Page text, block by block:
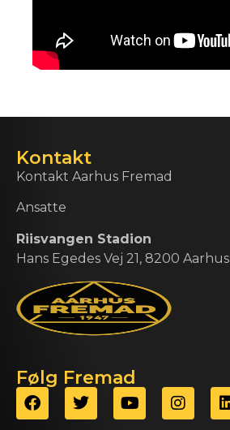
Kontakt
Kontakt Aarhus Fremad
Ansatte
Riisvangen Stadion
Hans Egedes Vej 21, 8200 Aarhus
Følg Fremad